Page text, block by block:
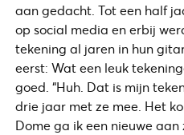
aan gedacht. Tot een half
op social media en erbij
tekening al jaren in hun
eerst: Wat een leuk
goed. “Huh. Dat is mijn
drie jaar met ze mee. Het
Dome ga ik een nieuwe aan